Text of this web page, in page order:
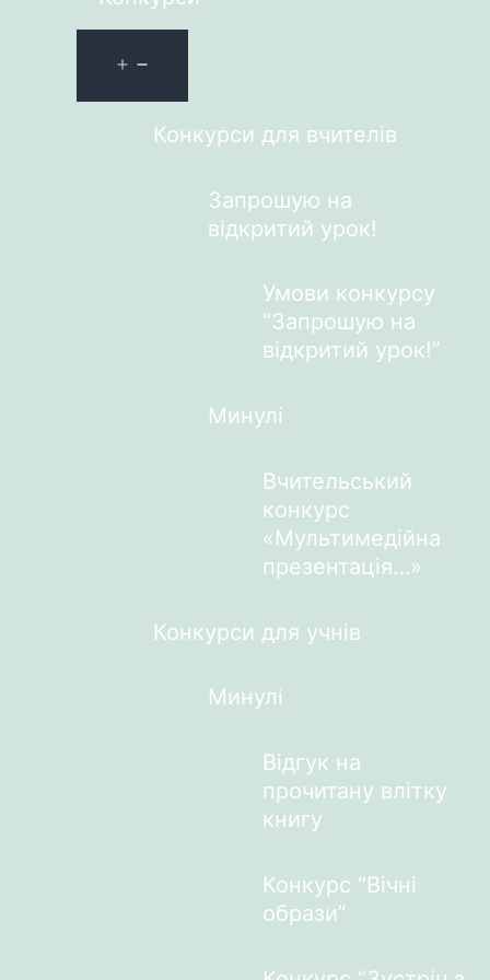
Конкурси для вчителів
Запрошую на
відкритий урок!
Умови конкурсу
“Запрошую на
відкритий урок!”
Минулі
Вчительський
конкурс
«Мультимедійна
презентація…»
Конкурси для учнів
Минулі
Відгук на
прочитану влітку
книгу
Конкурс “Вічні
образи”